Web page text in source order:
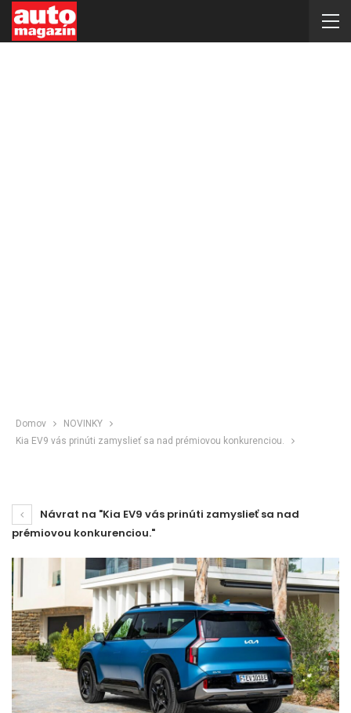
Domov
NOVINKY
Kia EV9 vás prinúti zamyslieť sa nad prémiovou konkurenciou.
Návrat na "Kia EV9 vás prinúti zamyslieť sa nad
prémiovou konkurenciou."